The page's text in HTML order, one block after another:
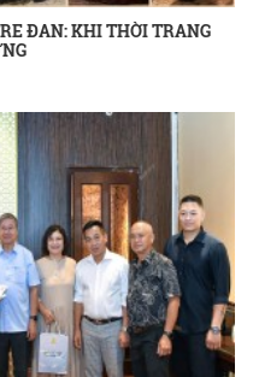
ĐAN: KHI THỜI TRANG